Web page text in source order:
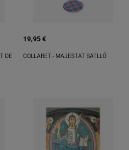
DE
19,95 €
COLLARET - MAJESTAT BATLLÓ